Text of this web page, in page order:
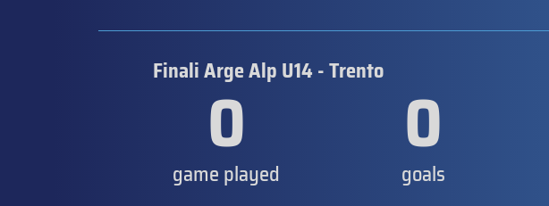
Finali Arge Alp U14 - Trento
0
game played 0
goals